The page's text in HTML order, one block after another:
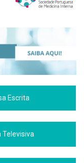
Escrita
Televisiva